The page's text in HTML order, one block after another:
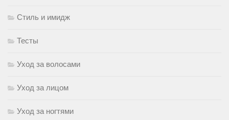
Стиль и имидж
Тесты
Уход за волосами
Уход за лицом
Уход за ногтями